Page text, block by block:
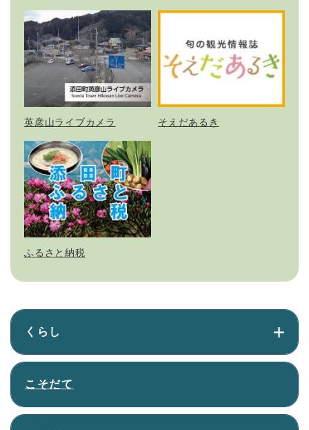
英彦山ライブカメラ そえだあるき
ふるさと納税
くらし
こそだて